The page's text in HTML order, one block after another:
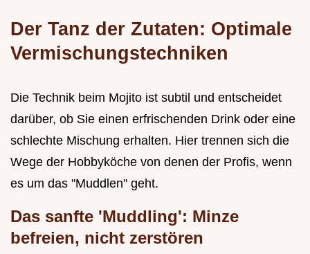
Der Tanz der Zutaten: Optimale
Vermischungstechniken
Die Technik beim Mojito ist subtil und entscheidet
darüber, ob Sie einen erfrischenden Drink oder eine
schlechte Mischung erhalten. Hier trennen sich die
Wege der Hobbyköche von denen der Profis, wenn
es um das "Muddlen" geht.
Das sanfte 'Muddling': Minze
befreien, nicht zerstören